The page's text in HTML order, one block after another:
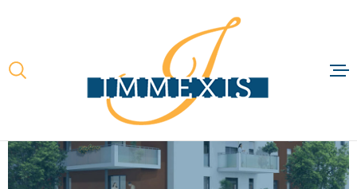
recherche
principal
NOTRE RAISON